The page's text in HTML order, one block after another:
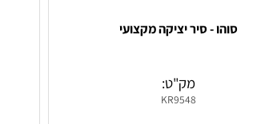
סוהו - סיר יציקה מקצועי